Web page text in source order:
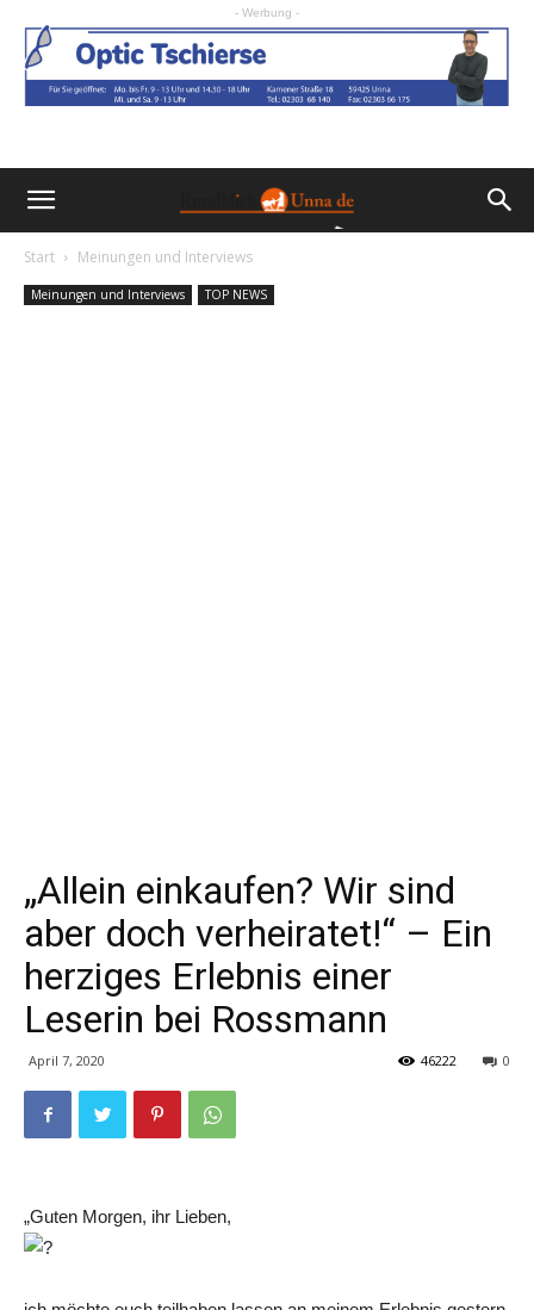
- Werbung -
Start Meinungen und Interviews
Meinungen und Interviews TOP NEWS
„Allein einkaufen? Wir sind
aber doch verheiratet!“ – Ein
herziges Erlebnis einer
Leserin bei Rossmann
April 7, 2020 0
46222
„Guten Morgen, ihr Lieben,